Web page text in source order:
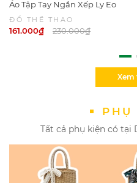
Áo Tập Tay Ngắn Xếp Ly Eo
Chất Liệu Thoáng Khí Nhanh
Khô 6044
ĐỒ THỂ THAO
161.000₫ 230.000₫
Xem
PHỤ
Tất cả phụ kiện có tại